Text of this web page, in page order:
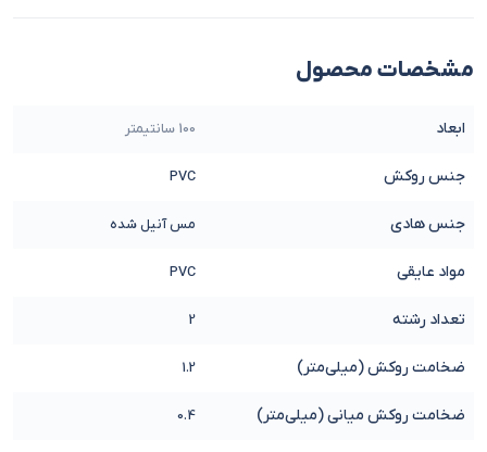
مشخصات محصول
ابعاد 100 سانتیمتر
جنس روکش PVC
جنس هادی مس آنیل شده
مواد عایقی PVC
تعداد رشته 2
ضخامت روکش (میلی‌متر) 1.2
ضخامت روکش میانی (میلی‌متر) 0.4